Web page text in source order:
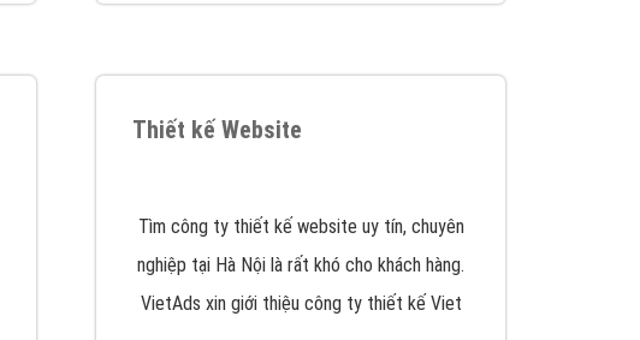
Thiết kế Website
Tìm công ty thiết kế website uy tín, chuyên
nghiệp tại Hà Nội là rất khó cho khách hàng.
VietAds xin giới thiệu công ty thiết kế Viet